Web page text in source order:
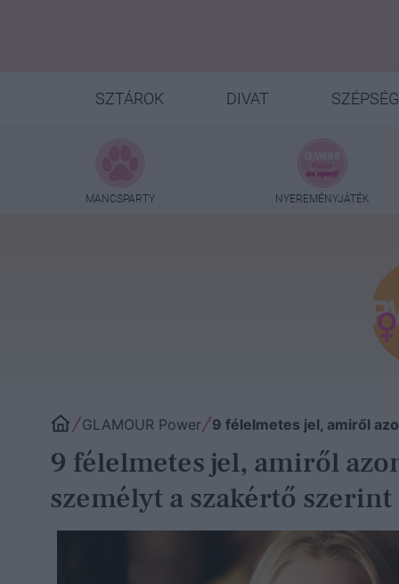
SZTÁROK DIVAT SZÉPSÉG
MANCSPARTY NYEREMÉNYJÁTÉK
GLAMOUR Power 9 félelmetes jel, amiről
9 félelmetes jel, amiről
személyt a szakértő szerint